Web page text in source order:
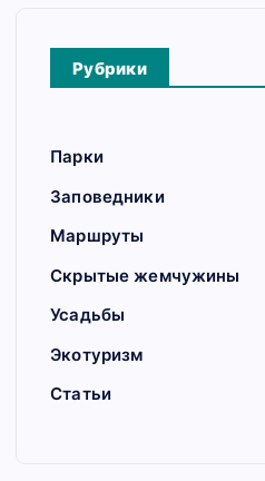
Рубрики
Парки
Заповедники
Маршруты
Скрытые жемчужины
Усадьбы
Экотуризм
Статьи